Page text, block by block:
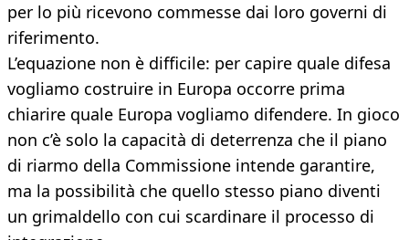
per lo più ricevono commesse dai loro governi di
riferimento.
L’equazione non è difficile: per capire quale difesa
vogliamo costruire in Europa occorre prima
chiarire quale Europa vogliamo difendere. In gioco
non c’è solo la capacità di deterrenza che il piano
di riarmo della Commissione intende garantire,
ma la possibilità che quello stesso piano diventi
un grimaldello con cui scardinare il processo di